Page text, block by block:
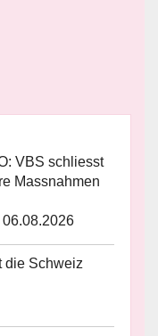
VBS schliesst
Massnahmen
die Schweiz